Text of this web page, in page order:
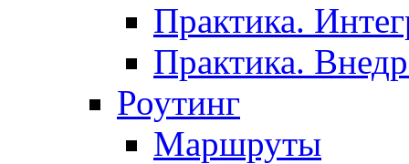
Практика.
Практика.
Роутинг
Маршруты